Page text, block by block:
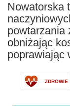
Nowatorska
powtarzania
obniżając
poprawiając
ZDROWIE